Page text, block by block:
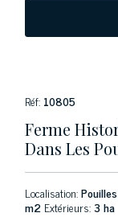
Réf: 10805
Ferme
Dans Les
Localisation:
m2 Extérieurs:3 ha